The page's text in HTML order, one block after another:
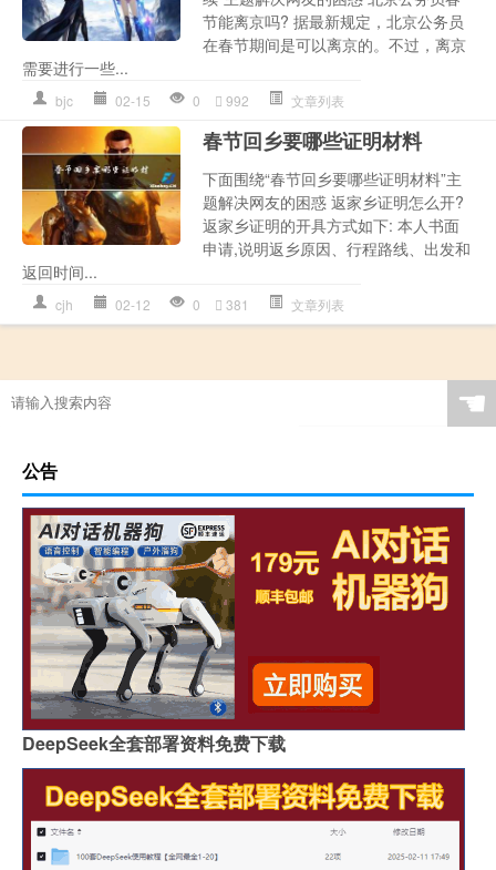
节能离京吗? 据最新规定，北京公务员
在春节期间是可以离京的。不过，离京
需要进行一些...
bjc 02-15 0 992 文章列表
春节回乡要哪些证明材料
下面围绕“春节回乡要哪些证明材料”主
题解决网友的困惑 返家乡证明怎么开?
返家乡证明的开具方式如下: 本人书面
申请,说明返乡原因、行程路线、出发和
返回时间...
cjh 02-12 0 381 文章列表
☚
公告
DeepSeek全套部署资料免费下载